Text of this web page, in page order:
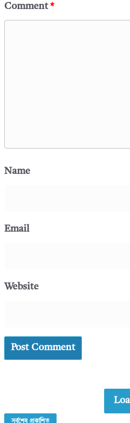
Comment*
Name
Email
Website
সর্বশেষ প্রকাশিত